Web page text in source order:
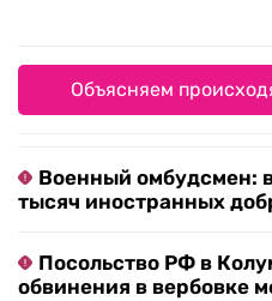
Объясняем
Военный омбудсмен:
тысяч иностранных
Посольство РФ в
обвинения в вербовке